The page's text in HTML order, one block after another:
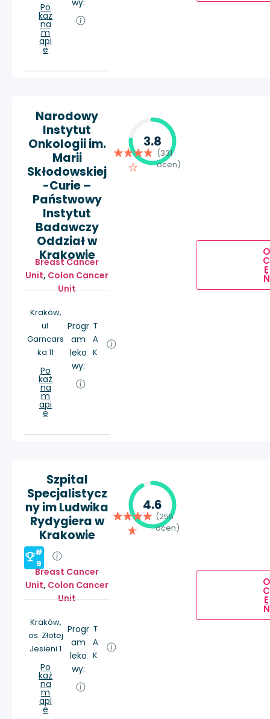
Po
każ
na
m
api
e
wy:
Narodowy
Instytut
Onkologii im.
Marii
Skłodowskiej
-Curie –
Państwowy
Instytut
Badawczy
Oddział w
Krakowie
Breast Cancer
Unit, Colon Cancer
Unit
Kraków,
ul.
Garncars
ka 11
Po
każ
na
m
api
e
Progr
am
leko
wy:
T
A
K
3.8
(331
ocen)
O
C
E
Ń
Szpital
Specjalistycz
ny im Ludwika
Rydygiera w
Krakowie
#
9
Breast Cancer
Unit, Colon Cancer
Unit
Kraków,
os. Złotej
Jesieni 1
Po
każ
na
m
api
e
Progr
am
leko
wy:
T
A
K
4.6
(255
ocen)
O
C
E
Ń